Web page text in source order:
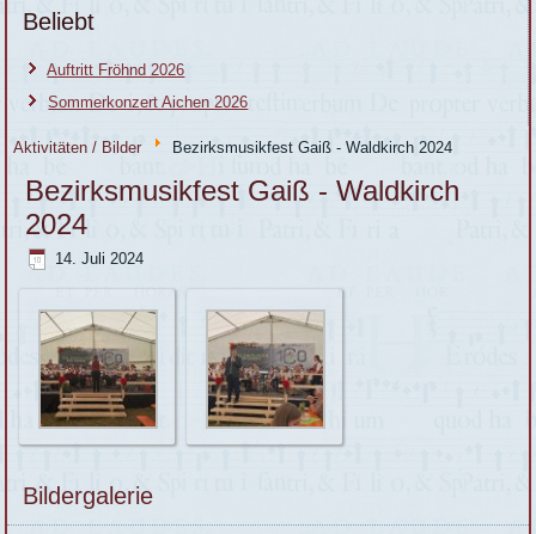
Beliebt
Auftritt Fröhnd 2026
Sommerkonzert Aichen 2026
Aktivitäten / Bilder Bezirksmusikfest Gaiß - Waldkirch 2024
Bezirksmusikfest Gaiß - Waldkirch
2024
14. Juli 2024
Bildergalerie